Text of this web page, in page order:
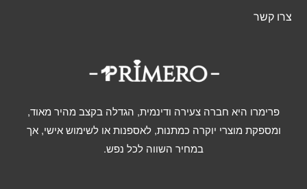
צרו קשר
פרימרו היא חברה צעירה ודינמית, הגדלה בקצב מהיר מאוד,
ומספקת מוצרי יוקרה כמתנות, לאספנות או לשימוש אישי, אך
במחיר השווה לכל נפש.